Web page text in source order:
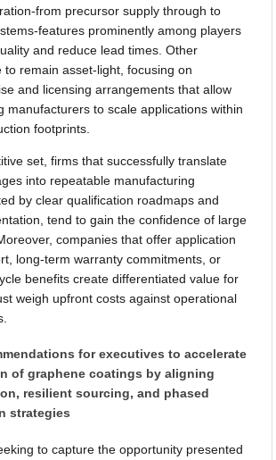
from precursor supply through to
features prominently among players
and reduce lead times. Other
to remain asset-light, focusing on
and licensing arrangements that allow
manufacturers to scale applications within
footprints.
set, firms that successfully translate
into repeatable manufacturing
by clear qualification roadmaps and
tend to gain the confidence of large
companies that offer application
long-term warranty commitments, or
benefits create differentiated value for
weigh upfront costs against operational
for executives to accelerate
of graphene coatings by aligning
resilient sourcing, and phased
strategies
to capture the opportunity presented